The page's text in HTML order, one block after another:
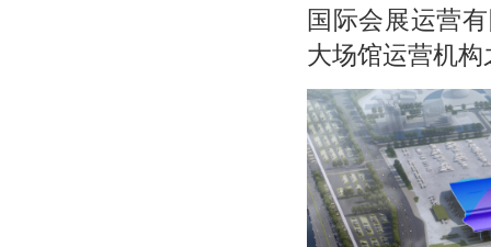
国际会展运营
大场馆运营机